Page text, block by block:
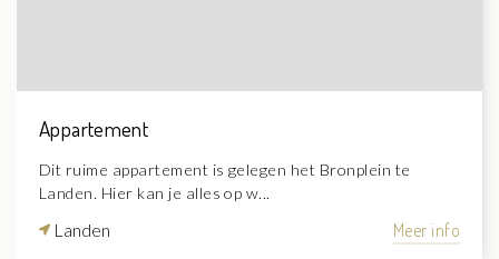
Appartement
Dit ruime appartement is gelegen het Bronplein te
Landen. Hier kan je alles op w...
Landen Meer info